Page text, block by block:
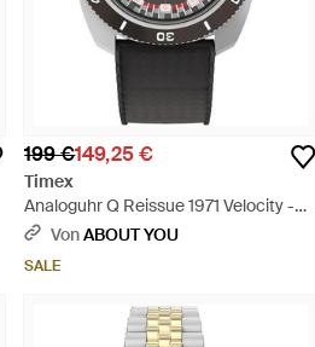
199 €149,25 €
Timex
Analoguhr Q Reissue 1971 Velocity -
Schwarz
VonABOUT YOU
SALE